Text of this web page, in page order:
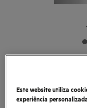
dB(A)
Este website utiliza
experiência